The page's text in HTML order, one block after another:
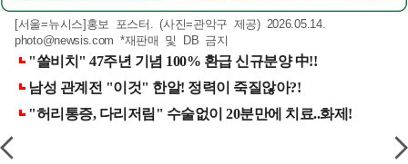
[서울=뉴시스]홍보 포스터. (사진=관악구 제공) 2026.05.14.
photo@newsis.com *재판매 및 DB 금지